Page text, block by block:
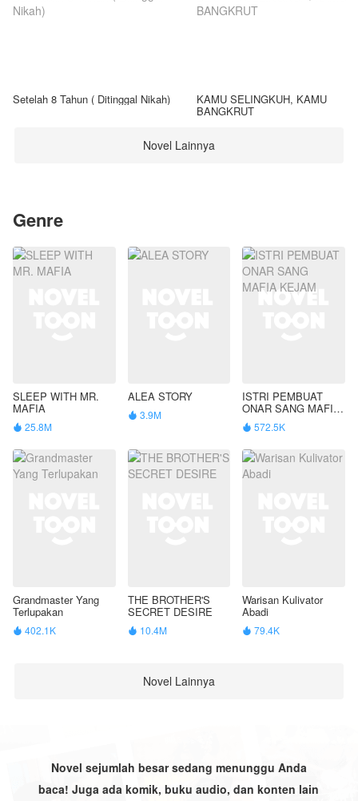
Setelah 8 Tahun ( Ditinggal Nikah) KAMU SELINGKUH, KAMU
BANGKRUT
Novel Lainnya
Genre
SLEEP WITH MR.
MAFIA
 25.8M
ALEA STORY
 3.9M
ISTRI PEMBUAT
ONAR SANG MAFIA
KEJAM
 572.5K
Grandmaster Yang
Terlupakan
 402.1K
THE BROTHER'S
SECRET DESIRE
 10.4M
Warisan Kulivator
Abadi
 79.4K
Novel Lainnya
Novel sejumlah besar sedang menunggu Anda
baca! Juga ada komik, buku audio, dan konten lain